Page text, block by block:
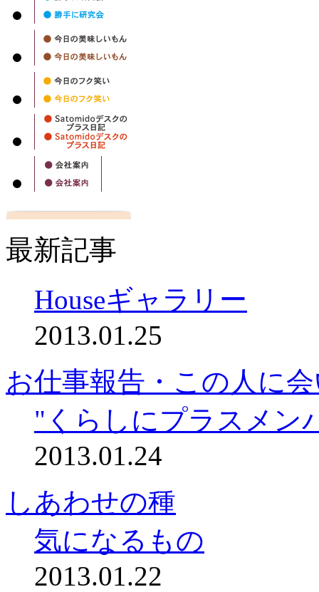
最新記事
Houseギャラリー
2013.01.25
お仕事報告・この人に
"くらしにプラスメン
2013.01.24
しあわせの種
気になるもの
2013.01.22